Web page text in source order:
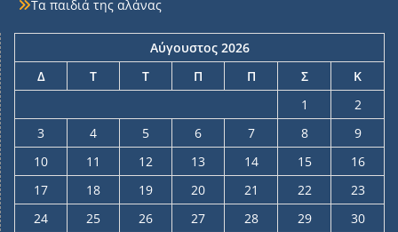
Τα παιδιά της αλάνας
Αύγουστος 2026
Δ
Τ Τ Π Π Σ
Κ
1
2
3
4 5 6 7 8
9
10
11 12 13 14 15
16
17
18 19 20 21 22
23
24
25 26 27 28 29
30